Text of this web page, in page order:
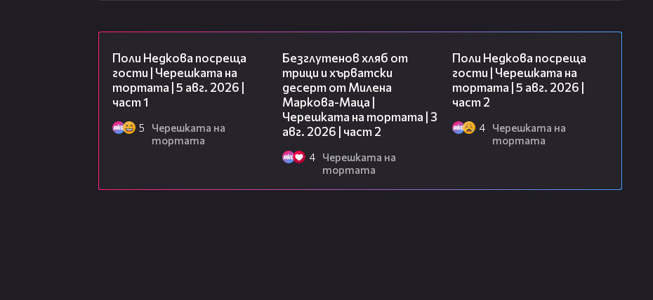
Поли Недкова посреща
гости | Черешката на
тортата | 5 авг. 2026 |
част 1
5
Черешката на
тортата
Безглутенов хляб от
трици и хърватски
десерт от Милена
Маркова-Маца |
Черешката на тортата | 3
авг. 2026 | част 2
4
Черешката на
тортата
Поли Недкова посреща
гости | Черешката на
тортата | 5 авг. 2026 |
част 2
4
Черешката на
тортата